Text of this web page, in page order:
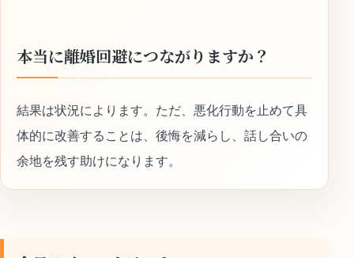
本当に離婚回避につながりますか？
結果は状況によります。ただ、悪化行動を止めて具
体的に改善することは、後悔を減らし、話し合いの
余地を残す助けになります。